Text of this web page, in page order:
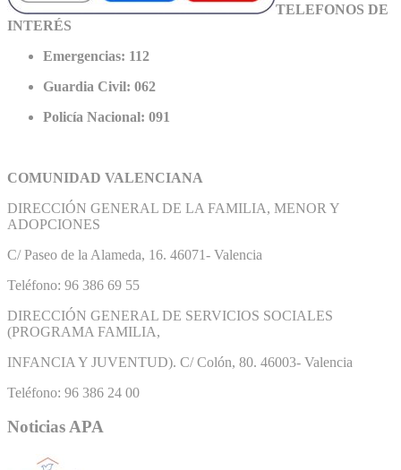
TELEFONOS DE
INTERÉS
Emergencias: 112
Guardia Civil: 062
Policía Nacional: 091
COMUNIDAD VALENCIANA
DIRECCIÓN GENERAL DE LA FAMILIA, MENOR Y
ADOPCIONES
C/ Paseo de la Alameda, 16. 46071- Valencia
Teléfono: 96 386 69 55
DIRECCIÓN GENERAL DE SERVICIOS SOCIALES
(PROGRAMA FAMILIA,
INFANCIA Y JUVENTUD). C/ Colón, 80. 46003- Valencia
Teléfono: 96 386 24 00
Noticias APA